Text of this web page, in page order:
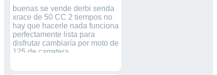
buenas se vende derbi senda
xrace de 50 CC 2 tiempos no
hay que hacerle nada funciona
perfectamente lista para
disfrutar cambiaría por moto de
125 de carretera